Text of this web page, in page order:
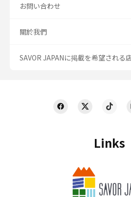
Links
お問い合わせ
關於我們
SAVOR JAPANに掲載を希望される